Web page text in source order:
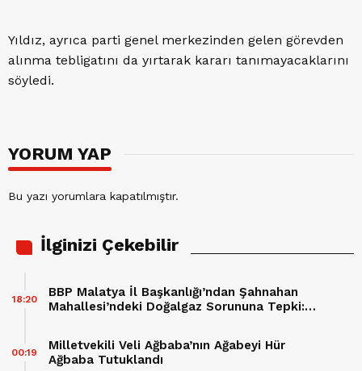
Yıldız, ayrıca parti genel merkezinden gelen görevden
alınma tebligatını da yırtarak kararı tanımayacaklarını
söyledi.
YORUM YAP
Bu yazı yorumlara kapatılmıştır.
İlginizi Çekebilir
BBP Malatya İl Başkanlığı’ndan Şahnahan
Mahallesi’ndeki Doğalgaz Sorununa Tepki:
18:20
Milletvekili Veli Ağbaba’nın Ağabeyi Hür
Ağbaba Tutuklandı
00:19